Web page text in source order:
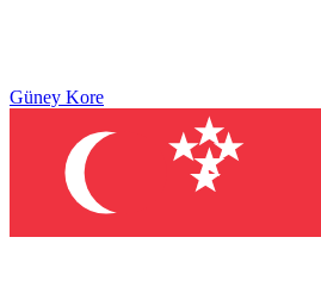
Güney Kore